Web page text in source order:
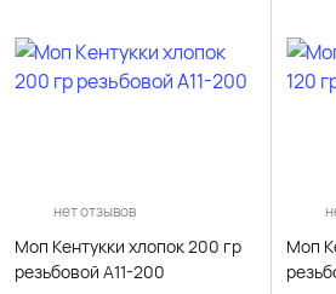
нет отзывов
Моп Кентукки хлопок 200 гр
резьбовой A11-200
Моп